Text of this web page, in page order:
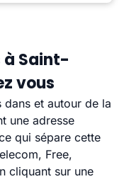
à Saint-
vous
dans et autour de la
une adresse
qui sépare cette
Free,
cliquant sur une